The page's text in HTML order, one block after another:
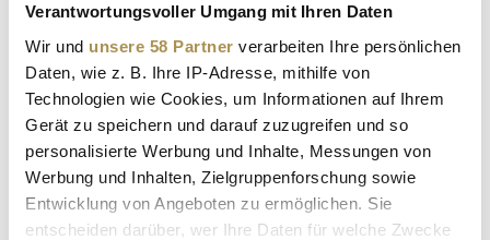
Verantwortungsvoller Umgang mit Ihren Daten
Wir und unsere 58 Partner verarbeiten Ihre persönlichen
Daten, wie z. B. Ihre IP-Adresse, mithilfe von
Technologien wie Cookies, um Informationen auf Ihrem
Gerät zu speichern und darauf zuzugreifen und so
personalisierte Werbung und Inhalte, Messungen von
Werbung und Inhalten, Zielgruppenforschung sowie
Entwicklung von Angeboten zu ermöglichen. Sie
entscheiden darüber, wer Ihre Daten für welche Zwecke